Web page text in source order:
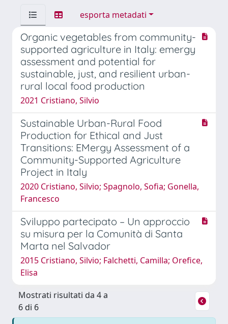
esporta metadati
Organic vegetables from community-
supported agriculture in Italy: emergy
assessment and potential for
sustainable, just, and resilient urban-
rural local food production
2021 Cristiano, Silvio
Sustainable Urban-Rural Food
Production for Ethical and Just
Transitions: EMergy Assessment of a
Community-Supported Agriculture
Project in Italy
2020 Cristiano, Silvio; Spagnolo, Sofia; Gonella,
Francesco
Sviluppo partecipato – Un approccio
su misura per la Comunità di Santa
Marta nel Salvador
2015 Cristiano, Silvio; Falchetti, Camilla; Orefice,
Elisa
Mostrati risultati da 4 a
6 di 6